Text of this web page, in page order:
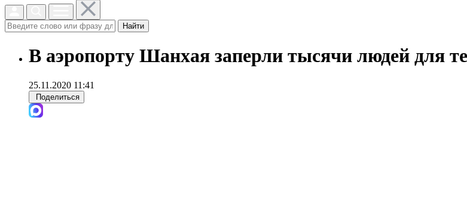
Найти
В аэропорту Шанхая заперли тысячи людей для
25.11.2020 11:41
Поделиться